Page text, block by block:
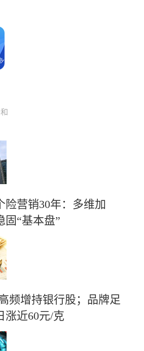
险营销30年：多维加
固“基本盘”
频增持银行股；品牌足
涨近60元/克